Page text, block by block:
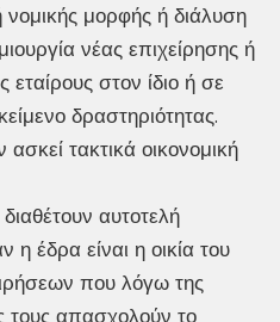
μορφής ή διάλυση
νέας επιχείρησης ή
στον ίδιο ή σε
δραστηριότητας.
τακτικά οικονομική
αυτοτελή
η έδρα είναι η οικία του
που λόγω της
τους απασχολούν το